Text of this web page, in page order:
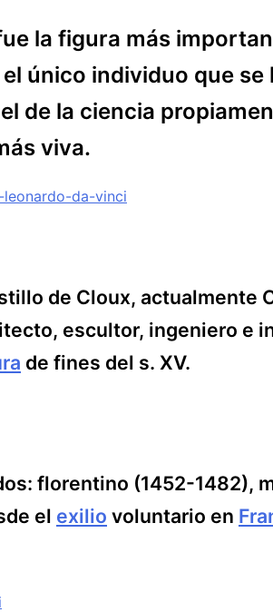
la figura más
único individuo que
de la ciencia
viva.
da-vinci
de Cloux, actualmente
escultor, ingeniero e
de fines del s. XV.
florentino (1452-1482),
el exilio voluntario en